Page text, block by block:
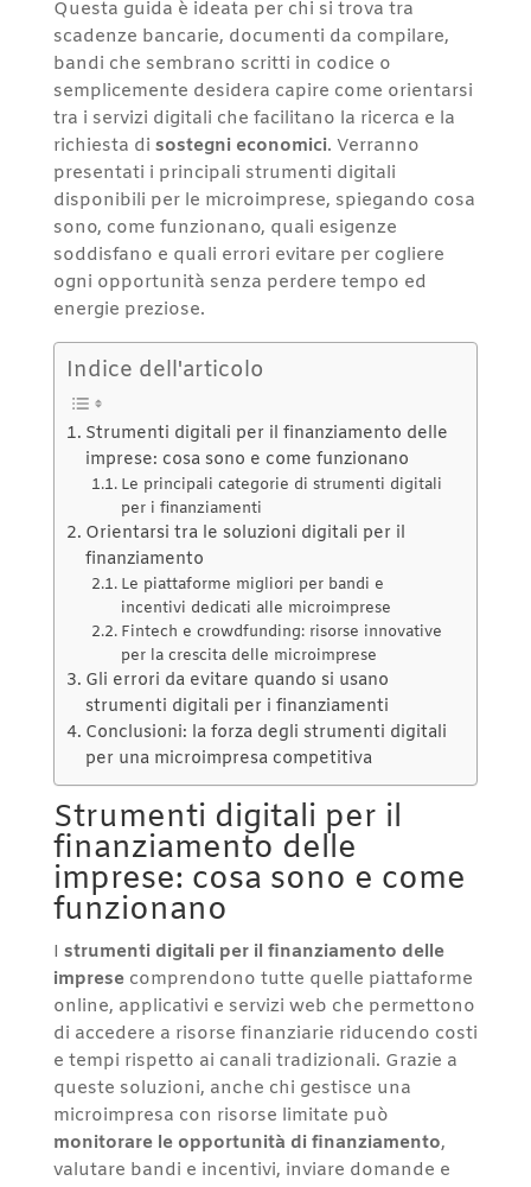
Questa guida è ideata per chi si trova tra
scadenze bancarie, documenti da compilare,
bandi che sembrano scritti in codice o
semplicemente desidera capire come orientarsi
tra i servizi digitali che facilitano la ricerca e la
richiesta di sostegni economici. Verranno
presentati i principali strumenti digitali
disponibili per le microimprese, spiegando cosa
sono, come funzionano, quali esigenze
soddisfano e quali errori evitare per cogliere
ogni opportunità senza perdere tempo ed
energie preziose.
Indice dell'articolo
Strumenti digitali per il finanziamento delle
imprese: cosa sono e come funzionano
Le principali categorie di strumenti digitali
per i finanziamenti
Orientarsi tra le soluzioni digitali per il
finanziamento
Le piattaforme migliori per bandi e
incentivi dedicati alle microimprese
Fintech e crowdfunding: risorse innovative
per la crescita delle microimprese
Gli errori da evitare quando si usano
strumenti digitali per i finanziamenti
Conclusioni: la forza degli strumenti digitali
per una microimpresa competitiva
Strumenti digitali per il
finanziamento delle
imprese: cosa sono e come
funzionano
I strumenti digitali per il finanziamento delle
impresecomprendono tutte quelle piattaforme
online, applicativi e servizi web che permettono
di accedere a risorse finanziarie riducendo costi
e tempi rispetto ai canali tradizionali. Grazie a
queste soluzioni, anche chi gestisce una
microimpresa con risorse limitate può
monitorare le opportunità di finanziamento,
valutare bandi e incentivi, inviare domande e